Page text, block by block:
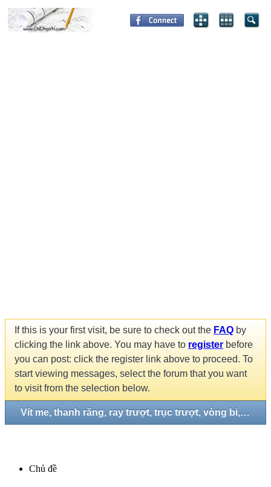
If this is your first visit, be sure to check out the FAQ by
clicking the link above. You may have to register before
you can post: click the register link above to proceed. To
start viewing messages, select the forum that you want
to visit from the selection below.
Vít me, thanh răng, ray trượt, trục trượt, vòng bi, gối đở...
Chủ đề